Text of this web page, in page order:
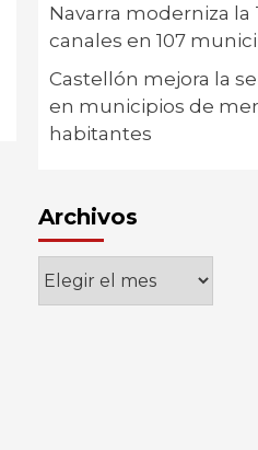
Navarra moderniza la
canales en 107
Castellón mejora la
en municipios de
habitantes
Archivos
Archivos